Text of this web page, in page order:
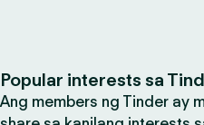
Popular interests sa
Ang members ng Tinder ay